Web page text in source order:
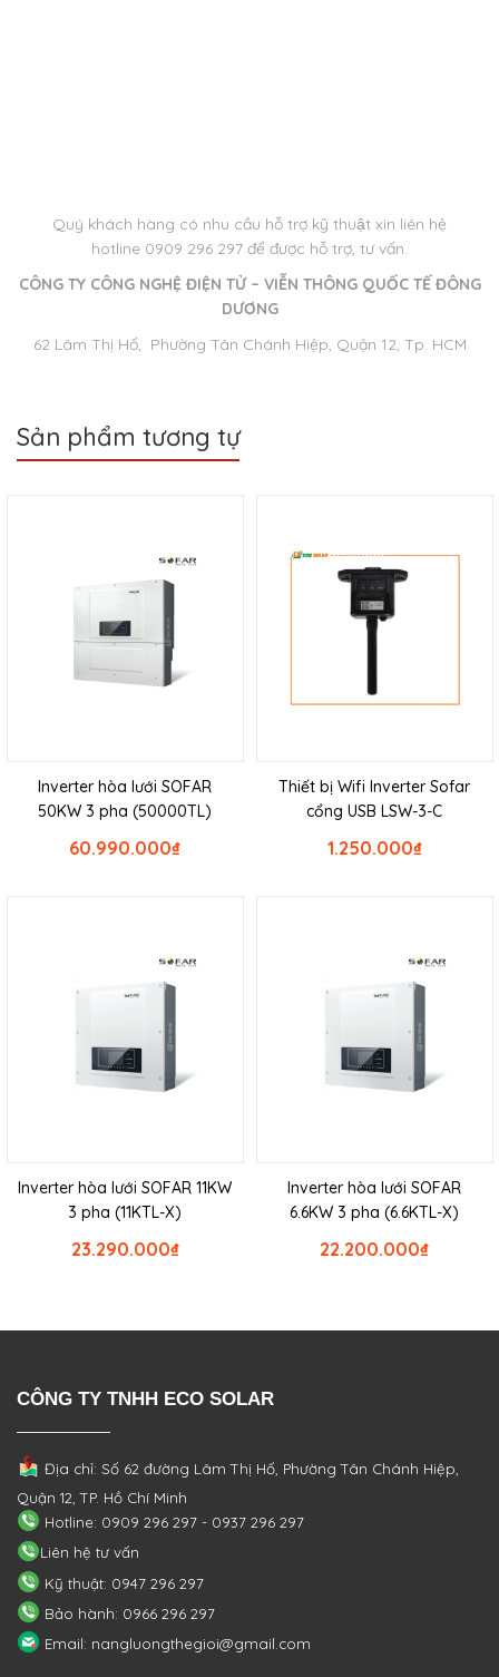
Quý khách hàng có nhu cầu hỗ trợ kỹ thuật xin liên hệ
hotline 0909 296 297 để được hỗ trợ, tư vấn.
CÔNG TY CÔNG NGHỆ ĐIỆN TỬ – VIỄN THÔNG QUỐC TẾ ĐÔNG
DƯƠNG
62 Lâm Thị Hố, Phường Tân Chánh Hiệp, Quận 12, Tp. HCM
Sản phẩm tương tự
Inverter hòa lưới SOFAR
50KW 3 pha (50000TL)
₫
60.990.000
Thiết bị Wifi Inverter Sofar
cổng USB LSW-3-C
₫
1.250.000
Inverter hòa lưới SOFAR 11KW
3 pha (11KTL-X)
₫
23.290.000
Inverter hòa lưới SOFAR
6.6KW 3 pha (6.6KTL-X)
₫
22.200.000
CÔNG TY TNHH ECO SOLAR
Địa chỉ: Số 62 đường Lâm Thị Hố, PhườngTân Chánh Hiệp,
Quận 12, TP. Hồ Chí Minh
Hotline: 0909 296 297 - 0937 296 297
Liên hệ tư vấn
Kỹ thuật: 0947 296 297
Bảo hành: 0966 296 297
Email: nangluongthegioi@gmail.com